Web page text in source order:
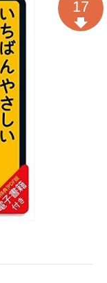
17